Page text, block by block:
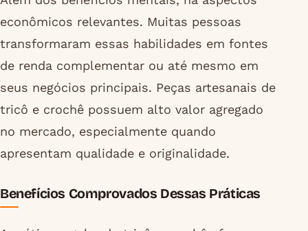
econômicos relevantes. Muitas pessoas
transformaram essas habilidades em fontes
de renda complementar ou até mesmo em
seus negócios principais. Peças artesanais de
tricô e crochê possuem alto valor agregado
no mercado, especialmente quando
apresentam qualidade e originalidade.
Benefícios Comprovados Dessas Práticas